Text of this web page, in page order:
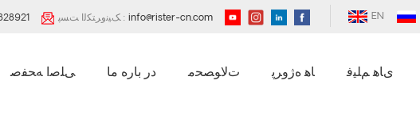
EN ﮏﯿﻧﻭﺮﺘﮑﻟﺍ ﺖﺴﭘ : info@rister-cn.com
ﯽﻠﺻﺍ ﻪﺤﻔﺻ در باره ما ﺕﻻ ﻮﺼﺤﻣ ﺎﻫ ﻩﮊﻭﺮﭘ ﯼﺎﻫ ﻢﻠﯿﻓ